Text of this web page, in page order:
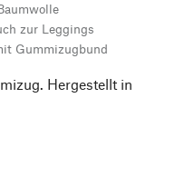
zur Leggings
Gummizugbund
Hergestellt in